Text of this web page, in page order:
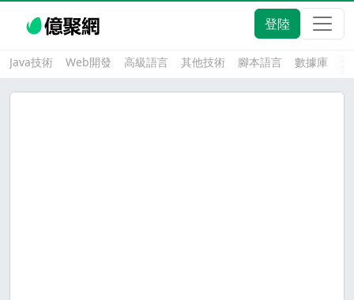
登陸
Java技術 Web開發 高級語言 其他技術 腳本語言 數據庫